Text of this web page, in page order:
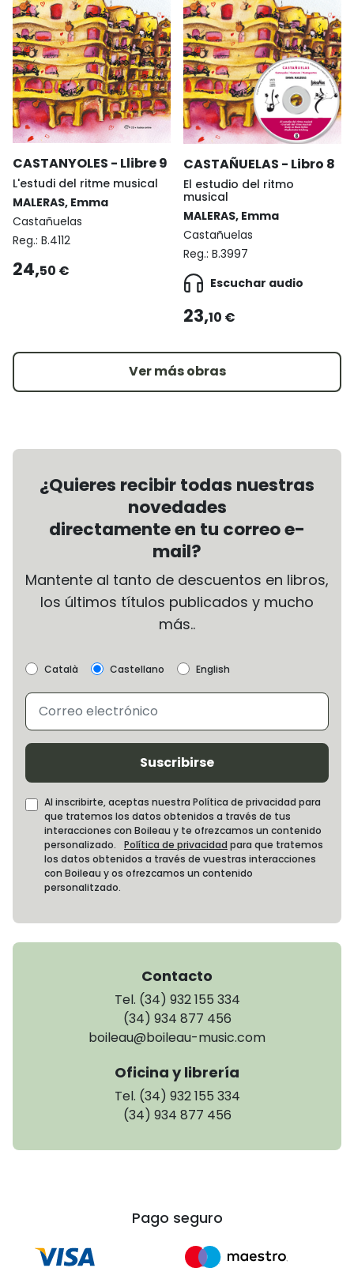
CASTANYOLES - Llibre 9
L'estudi del ritme musical
MALERAS, Emma
Castañuelas
Reg.: B.4112
24,50 €
CASTAÑUELAS - Libro 8
El estudio del ritmo
musical
MALERAS, Emma
Castañuelas
Reg.: B.3997
Escuchar audio
23,10 €
Ver más obras
¿Quieres recibir todas nuestras
novedades
directamente en tu correo e-
mail?
Mantente al tanto de descuentos en libros,
los últimos títulos publicados y mucho
más..
Català Castellano English
Suscribirse
Al inscribirte, aceptas nuestra Política de privacidad para
que tratemos los datos obtenidos a través de tus
interacciones con Boileau y te ofrezcamos un contenido
personalizado. Política de privacidad para que tratemos
los datos obtenidos a través de vuestras interacciones
con Boileau y os ofrezcamos un contenido
personalitzado.
Contacto
Tel. (34) 932 155 334
(34) 934 877 456
boileau@boileau-music.com
Oficina y librería
Tel. (34) 932 155 334
(34) 934 877 456
Pago seguro